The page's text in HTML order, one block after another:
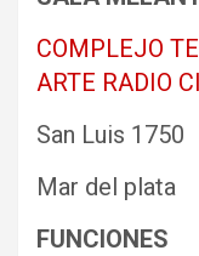
COMPLEJO
ARTE RADIO
San Luis 1750
Mar del plata
FUNCIONES